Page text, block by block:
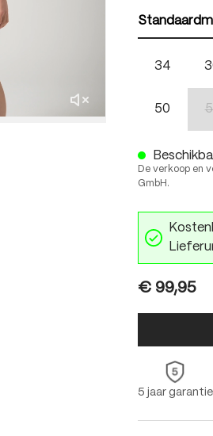
34
50
De verkoop en
GmbH.
€ 99,95
5 jaar garantie